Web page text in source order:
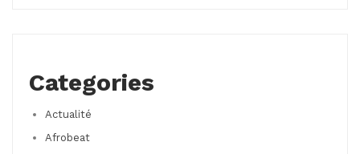
Categories
Actualité
Afrobeat